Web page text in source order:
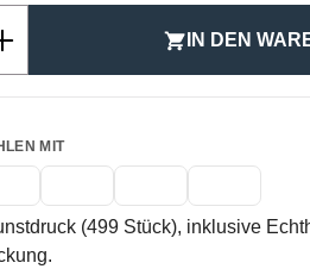
Anzahl: Gib denIN DEN
MIT
(499 Stück), inklusive